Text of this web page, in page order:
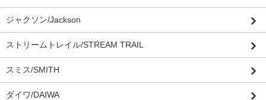
ジャクソン/Jackson
ストリームトレイル/STREAM TRAIL
スミス/SMITH
ダイワ/DAIWA